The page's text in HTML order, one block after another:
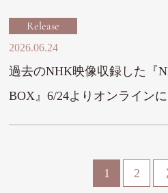
Release
2026.06.24
過去のNHK映像収録した『
BOX』6/24よりオンラインに
1 2